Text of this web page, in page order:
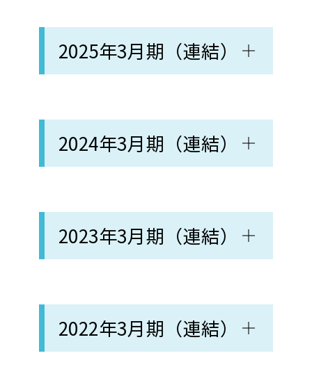
2025年3月期（連結）
2024年3月期（連結）
2023年3月期（連結）
2022年3月期（連結）